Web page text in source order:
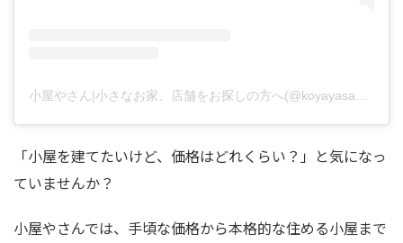
小屋やさん|小さなお家、店舗をお探しの方へ(@koyayasan_ubk)がシェアした投稿
「小屋を建てたいけど、価格はどれくらい？」と気になっ
ていませんか？
小屋やさんでは、手頃な価格から本格的な住める小屋まで